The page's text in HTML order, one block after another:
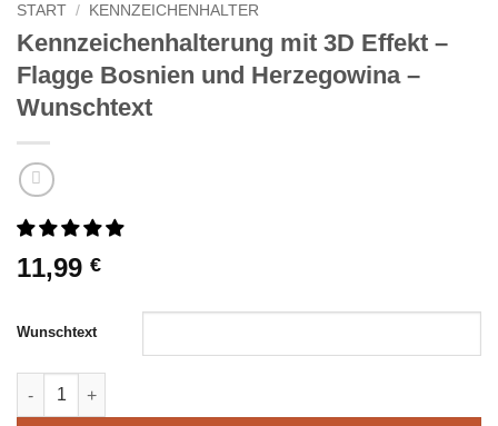
START / KENNZEICHENHALTER
Kennzeichenhalterung mit 3D Effekt –
Flagge Bosnien und Herzegowina –
Wunschtext
11,99 €
Wunschtext
Kennzeichenhalterung mit 3D Effekt - Flagge Bosnien und